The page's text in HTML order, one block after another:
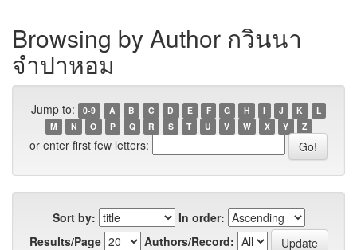
Browsing by Author กวินนา
จำปาหอม
Jump to: 0-9 A B C D E F G H I J K
L
M
N O P Q R S T U V W X Y Z
or enter first few letters:
Sort by:
In order:
Results/Page
Authors/Record: